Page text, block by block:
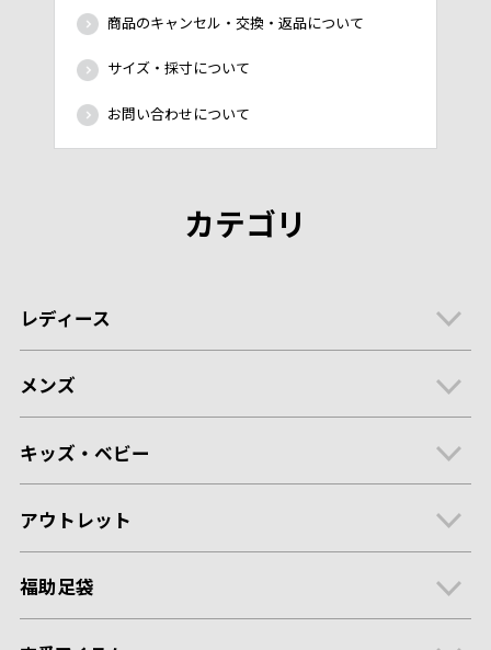
商品のキャンセル・交換・返品について
サイズ・採寸について
お問い合わせについて
カテゴリ
レディース
メンズ
キッズ・ベビー
アウトレット
福助足袋